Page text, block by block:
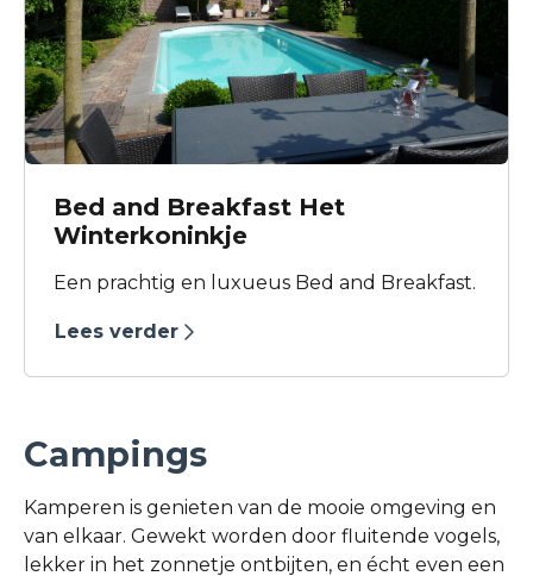
Bed and Breakfast Het
Winterkoninkje
Een prachtig en luxueus Bed and Breakfast.
Lees verder
Campings
Kamperen is genieten van de mooie omgeving en
van elkaar. Gewekt worden door fluitende vogels,
lekker in het zonnetje ontbijten, en écht even een